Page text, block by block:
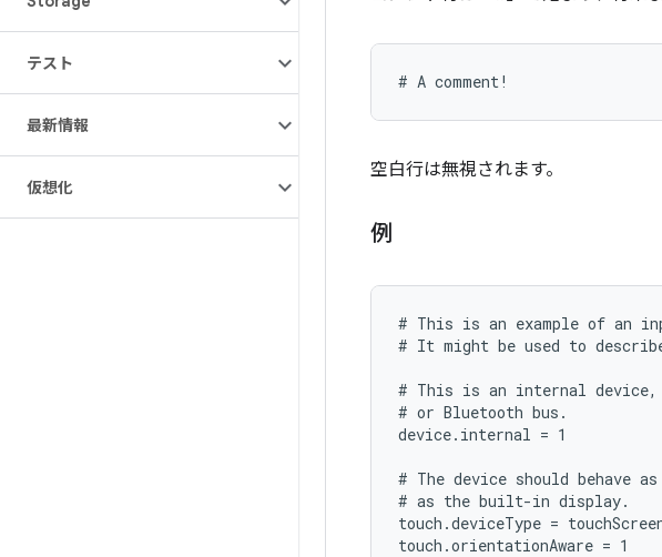
テスト
最新情報
仮想化
空白行は無視されます。
例
# This is an example of an
# It might be used to
# This is an internal device,
# or Bluetooth bus.
device.internal = 1
# The device should behave
# as the built-in display.
touch.deviceType =
touch.orientationAware = 1